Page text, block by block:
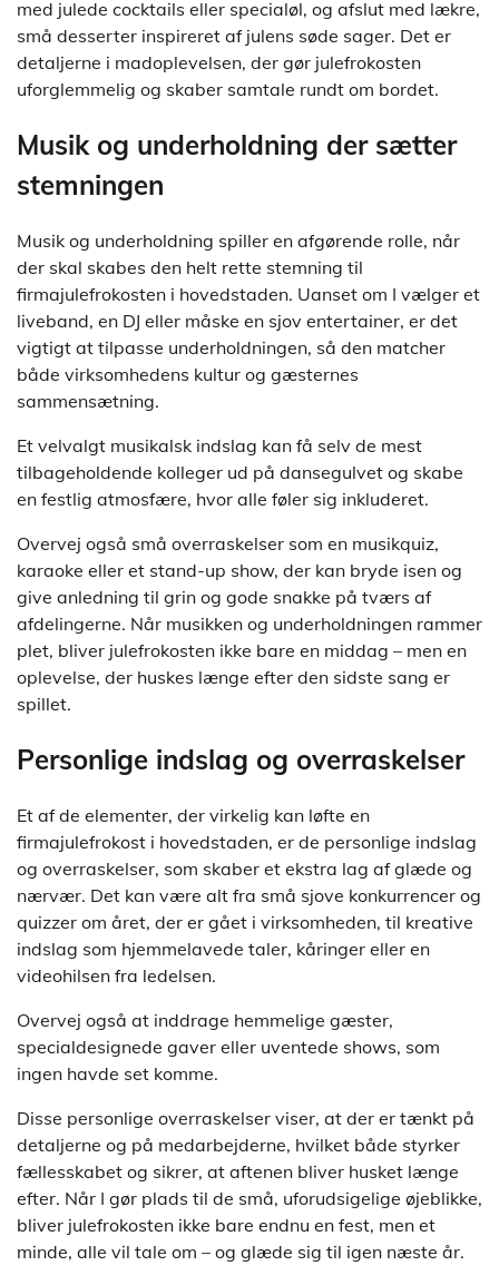
med julede cocktails eller specialøl, og afslut med lækre,
små desserter inspireret af julens søde sager. Det er
detaljerne i madoplevelsen, der gør julefrokosten
uforglemmelig og skaber samtale rundt om bordet.
Musik og underholdning der sætter
stemningen
Musik og underholdning spiller en afgørende rolle, når
der skal skabes den helt rette stemning til
firmajulefrokosten i hovedstaden. Uanset om I vælger et
liveband, en DJ eller måske en sjov entertainer, er det
vigtigt at tilpasse underholdningen, så den matcher
både virksomhedens kultur og gæsternes
sammensætning.
Et velvalgt musikalsk indslag kan få selv de mest
tilbageholdende kolleger ud på dansegulvet og skabe
en festlig atmosfære, hvor alle føler sig inkluderet.
Overvej også små overraskelser som en musikquiz,
karaoke eller et stand-up show, der kan bryde isen og
give anledning til grin og gode snakke på tværs af
afdelingerne. Når musikken og underholdningen rammer
plet, bliver julefrokosten ikke bare en middag – men en
oplevelse, der huskes længe efter den sidste sang er
spillet.
Personlige indslag og overraskelser
Et af de elementer, der virkelig kan løfte en
firmajulefrokost i hovedstaden, er de personlige indslag
og overraskelser, som skaber et ekstra lag af glæde og
nærvær. Det kan være alt fra små sjove konkurrencer og
quizzer om året, der er gået i virksomheden, til kreative
indslag som hjemmelavede taler, kåringer eller en
videohilsen fra ledelsen.
Overvej også at inddrage hemmelige gæster,
specialdesignede gaver eller uventede shows, som
ingen havde set komme.
Disse personlige overraskelser viser, at der er tænkt på
detaljerne og på medarbejderne, hvilket både styrker
fællesskabet og sikrer, at aftenen bliver husket længe
efter. Når I gør plads til de små, uforudsigelige øjeblikke,
bliver julefrokosten ikke bare endnu en fest, men et
minde, alle vil tale om – og glæde sig til igen næste år.